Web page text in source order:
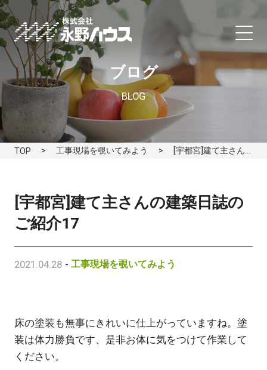
ブログ
BLOG
TOP 工事現場を覗いてみよう [宇都宮]建て主さんの建築日誌のご紹介17
[宇都宮]建て主さんの建築日誌の
ご紹介17
2021.04.28 - 工事現場を覗いてみよう
床の塗装も無事にきれいに仕上がっていますね。塗
装は体力勝負です、是非お体に気をつけて作業して
ください。